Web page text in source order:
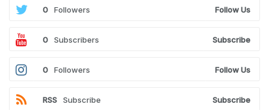
0 Followers Follow Us
0 Subscribers Subscribe
0 Followers Follow Us
RSS Subscribe Subscribe